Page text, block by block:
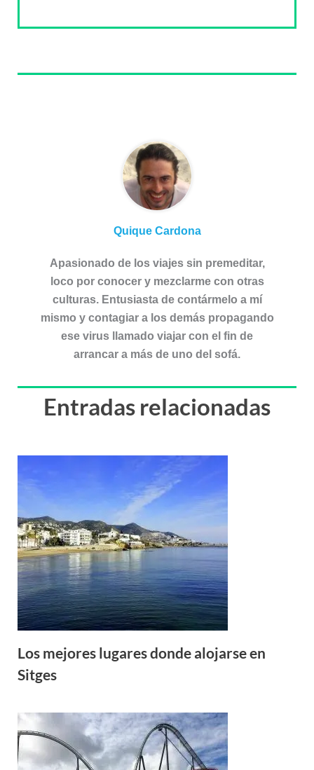
Quique Cardona
Apasionado de los viajes sin premeditar,
loco por conocer y mezclarme con otras
culturas. Entusiasta de contármelo a mí
mismo y contagiar a los demás propagando
ese virus llamado viajar con el fin de
arrancar a más de uno del sofá.
Entradas relacionadas
Los mejores lugares donde alojarse en
Sitges